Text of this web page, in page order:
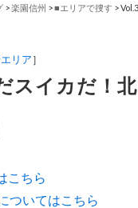
>楽園信州 >■エリアで捜す >
リア］
スイカだ！
こちら
ついてはこちら